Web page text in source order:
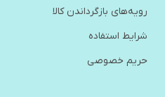
رویه‌های بازگرداندن کالا
شرایط استفاده
حریم خصوصی